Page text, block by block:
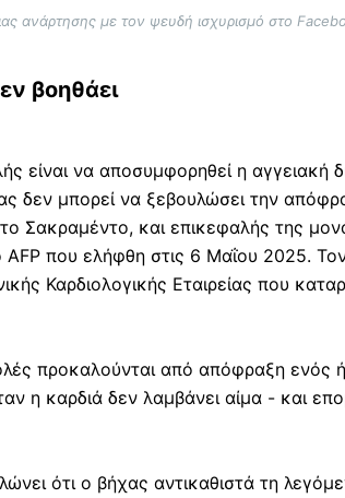
ανάρτησης με τον ψευδή ισχυρισμό στο
βοηθάει
είναι να αποσυμφορηθεί η αγγειακή
δεν μπορεί να ξεβουλώσει την
Σακραμέντο, και επικεφαλής της
που ελήφθη στις 6 Μαΐου 2025.
Καρδιολογικής Εταιρείας που
προκαλούνται από απόφραξη
η καρδιά δεν λαμβάνει αίμα - και
ότι ο βήχας αντικαθιστά τη